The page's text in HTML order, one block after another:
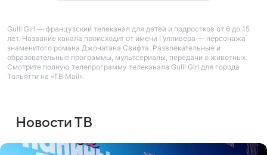
Gulli Girl — французский телеканал для детей и подростков от 6 до 15
лет. Название канала происходит от имени Гулливера — персонажа
знаменитого романа Джонатана Свифта. Развлекательные и
образовательные программы, мультсериалы, передачи о животных.
Смотрите полную телепрограмму телеканала Gulli Girl для города
Тольятти на «ТВ Mail».
Новости ТВ